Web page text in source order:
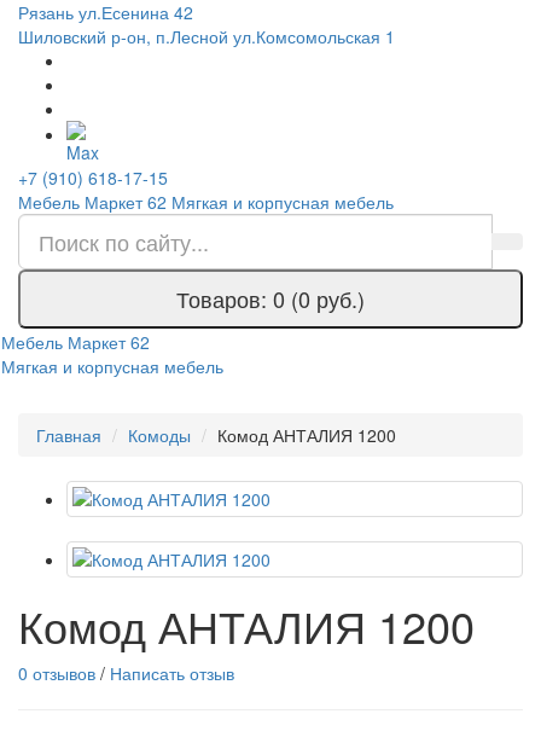
Рязань ул.Есенина 42
Шиловский р-он, п.Лесной ул.Комсомольская 1
+7 (910) 618-17-15
Мебель Маркет 62 Мягкая и корпусная мебель
Товаров: 0 (0 руб.)
Мебель Маркет 62
Мягкая и корпусная мебель
Главная Комоды Комод АНТАЛИЯ 1200
Комод АНТАЛИЯ 1200
0 отзывов / Написать отзыв